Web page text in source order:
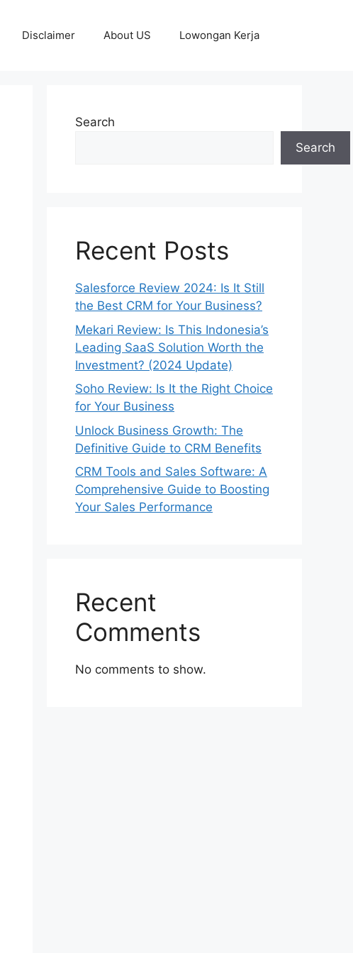
Disclaimer About US Lowongan Kerja
Search
Search
Recent Posts
Salesforce Review 2024: Is It Still
the Best CRM for Your Business?
Mekari Review: Is This Indonesia’s
Leading SaaS Solution Worth the
Investment? (2024 Update)
Soho Review: Is It the Right Choice
for Your Business
Unlock Business Growth: The
Definitive Guide to CRM Benefits
CRM Tools and Sales Software: A
Comprehensive Guide to Boosting
Your Sales Performance
Recent
Comments
No comments to show.